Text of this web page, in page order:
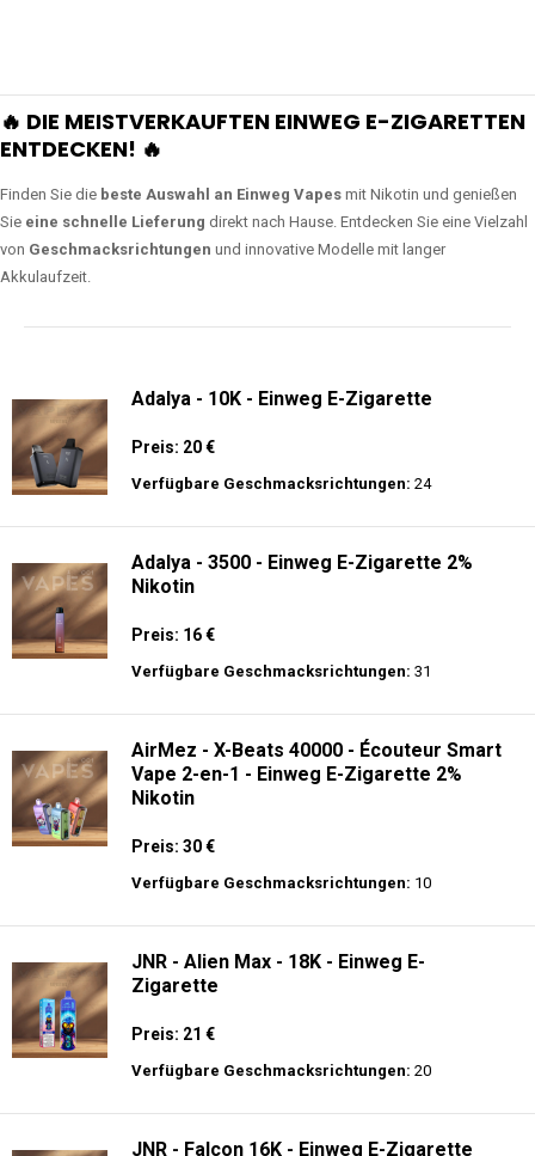
🔥 DIE MEISTVERKAUFTEN EINWEG E-ZIGARETTEN
ENTDECKEN! 🔥
Finden Sie die beste Auswahl an Einweg Vapes mit Nikotin und genießen
Sie eine schnelle Lieferung direkt nach Hause. Entdecken Sie eine Vielzahl
von Geschmacksrichtungen und innovative Modelle mit langer
Akkulaufzeit.
Adalya - 10K - Einweg E-Zigarette
Preis: 20 €
Verfügbare Geschmacksrichtungen: 24
Adalya - 3500 - Einweg E-Zigarette 2%
Nikotin
Preis: 16 €
Verfügbare Geschmacksrichtungen: 31
AirMez - X-Beats 40000 - Écouteur Smart
Vape 2-en-1 - Einweg E-Zigarette 2%
Nikotin
Preis: 30 €
Verfügbare Geschmacksrichtungen: 10
JNR - Alien Max - 18K - Einweg E-
Zigarette
Preis: 21 €
Verfügbare Geschmacksrichtungen: 20
JNR - Falcon 16K - Einweg E-Zigarette